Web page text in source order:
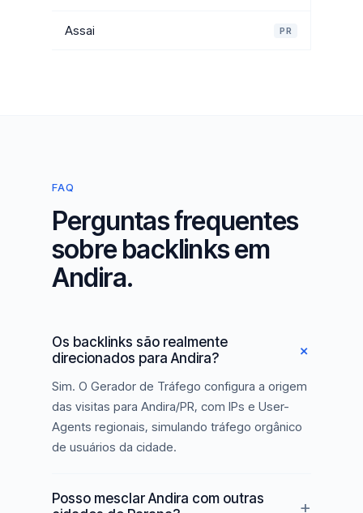
Assai PR
FAQ
Perguntas frequentes
sobre backlinks em
Andira.
Os backlinks são realmente
direcionados para Andira?
Sim. O Gerador de Tráfego configura a origem
das visitas para Andira/PR, com IPs e User-
Agents regionais, simulando tráfego orgânico
de usuários da cidade.
Posso mesclar Andira com outras